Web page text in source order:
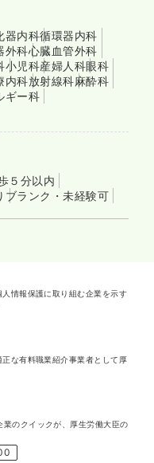
器内科循環器内科
外科心臓血管外科
小児科産婦人科眼科
内科放射線科麻酔科
ギー科
５分以内
ブランク・未経験可
情報保護に取り組む企業を示す
な有料職業紹介事業者として厚
のクイックが、厚生労働大臣の